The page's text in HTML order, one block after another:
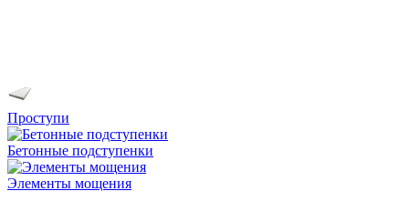
Проступи
Бетонные подступенки
Элементы мощения